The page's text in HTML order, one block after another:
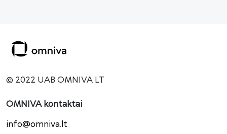
© 2022 UAB OMNIVA LT
OMNIVA kontaktai
info@omniva.lt